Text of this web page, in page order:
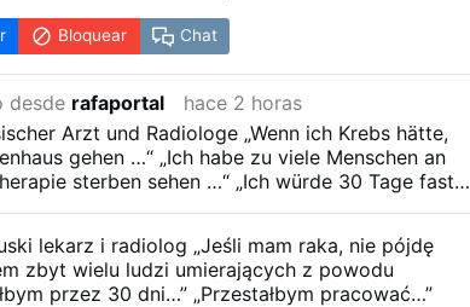
Bloquear Chat
desde rafaportal
hace 2 horas
Arzt und Radiologe „Wenn ich Krebs hätte,
gehen …“ „Ich habe zu viele Menschen an
sterben sehen …“ „Ich würde 30 Tage fasten
lekarz i radiolog „Jeśli mam raka, nie pójdę
zbyt wielu ludzi umierających z powodu
przez 30 dni…” „Przestałbym pracować…”